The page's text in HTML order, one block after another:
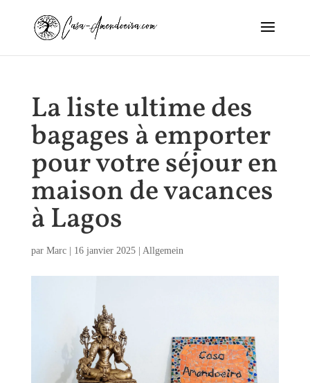
La liste ultime des
bagages à emporter
pour votre séjour en
maison de vacances
à Lagos
par Marc| 16 janvier 2025| Allgemein